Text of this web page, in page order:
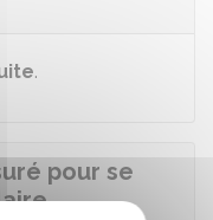
.
pour se